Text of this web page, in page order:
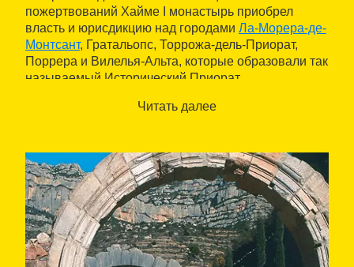
пожертвований Хайме I монастырь приобрел
власть и юрисдикцию над городами Ла-Морера-де-
Монтсант, Гратальопс, Торрожа-дель-Приорат,
Поррера и Вилелья-Альта, которые образовали так
называемый Исторический Приорат.
Картезианцы возвели базовые монастырские
Марии(1228),королевский клуатр(илиmáius),
двенадцатькелийвокруг него,капитулярный
зал,трапезная,маленький клуатр recordationis)
и несколько часовен, а также служебные
помещения.
Позднее, благодаря королевской протекции и
собственной славе монастыря, комплекс
Читать далее